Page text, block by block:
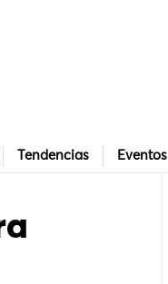
Tendencias Eventos